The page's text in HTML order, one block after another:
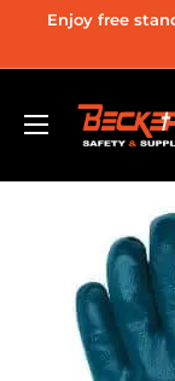
contenido
Enjoy free
Becker
Safety